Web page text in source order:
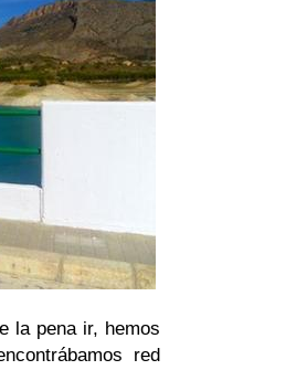
la pena ir, hemos
red